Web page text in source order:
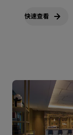
快速查看